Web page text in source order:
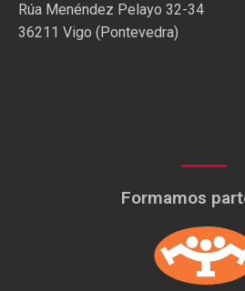
Rúa Menéndez Pelayo 32-34
36211 Vigo (Pontevedra)
Formamos